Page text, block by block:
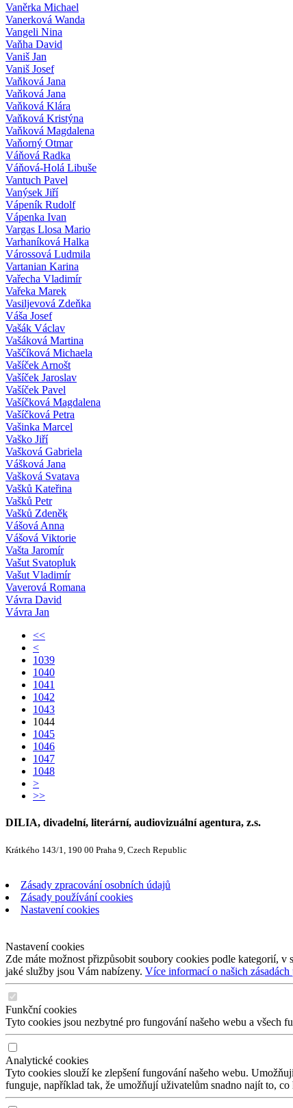
Vaněrka Michael
Vanerková Wanda
Vangeli Nina
Vaňha David
Vaniš Jan
Vaniš Josef
Vaňková Jana
Vaňková Jana
Vaňková Klára
Vaňková Kristýna
Vaňková Magdalena
Vaňorný Otmar
Váňová Radka
Váňová-Holá Libuše
Vantuch Pavel
Vanýsek Jiří
Vápeník Rudolf
Vápenka Ivan
Vargas Llosa Mario
Varhaníková Halka
Várossová Ludmila
Vartanian Karina
Vařecha Vladimír
Vařeka Marek
Vasiljevová Zdeňka
Váša Josef
Vašák Václav
Vašáková Martina
Vaščíková Michaela
Vašíček Arnošt
Vašíček Jaroslav
Vašíček Pavel
Vašíčková Magdalena
Vašíčková Petra
Vašinka Marcel
Vaško Jiří
Vašková Gabriela
Vášková Jana
Vašková Svatava
Vašků Kateřina
Vašků Petr
Vašků Zdeněk
Vášová Anna
Vášová Viktorie
Vašta Jaromír
Vašut Svatopluk
Vašut Vladimír
Vaverová Romana
Vávra David
Vávra Jan
<<
<
1039
1040
1041
1042
1043
1044
1045
1046
1047
1048
>
>>
DILIA, divadelní, literární, audiovizuální agentura, z.s.
Krátkého 143/1, 190 00 Praha 9, Czech Republic
Zásady zpracování osobních údajů
Zásady používání cookies
Nastavení cookies
Nastavení cookies
Zde máte možnost přizpůsobit soubory cookies podle kategorií,
jaké služby jsou Vám nabízeny. Více informací o našich
Funkční cookies
Tyto cookies jsou nezbytné pro fungování našeho webu a všech
Analytické cookies
Tyto cookies slouží ke zlepšení fungování našeho webu.
funguje, například tak, že umožňují uživatelům snadno najít to,